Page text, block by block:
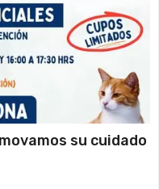
su cuidado